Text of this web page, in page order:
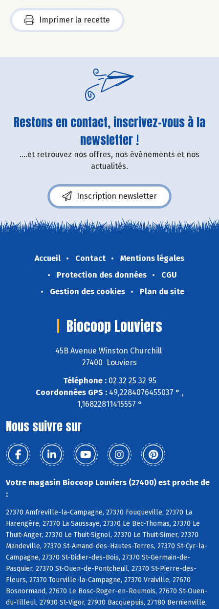
Imprimer la recette
Restons en contact, inscrivez-vous à la
newsletter !
....et retrouvez nos offres, nos événements et nos
actualités.
Inscription newsletter
Accueil Contact
Mentions légales
Protection des données
CGU
Gestion des cookies
Plan du site
Biocoop Louviers
45B Avenue Winston Churchill
27400 Louviers
Téléphone :02 32 25 32 95
Coordonnées GPS :49,2284076455037 ° ,
1,16822811415557 °
Nous suivre sur
Votre magasin Biocoop Louviers (27400) est proche de
:
27370 Amfreville-la-Campagne, 27370 Fouqueville, 27370 La
Harengère, 27370 La Saussaye, 27370 Le Bec-Thomas, 27370 Le
Thuit-Anger, 27370 Le Thuit-Signol, 27370 Le Thuit-Simer, 27370
Mandeville, 27370 St-Amand-des-Hautes-Terres, 27370 St-Cyr-la-
Campagne, 27370 St-Didier-des-Bois, 27370 St-Germain-de-
Pasquier, 27370 St-Ouen-de-Pontcheuil, 27370 St-Pierre-des-
Fleurs, 27370 Tourville-la-Campagne, 27370 Vraiville, 27670
Bosnormand, 27670 Le Bosc-Roger-en-Roumois, 27670 St-Ouen-
du-Tilleul, 27930 St-Vigor, 27930 Bacquepuis, 27180 Bernienville,